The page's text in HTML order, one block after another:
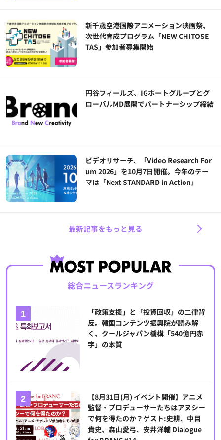
新千歳空港国際アニメーション映画祭、
次世代育成プログラム「NEW CHITOSE
TAS」参加者募集開始
円谷フィールズ、IGポートグループとグ
ローバルMD展開でパートナーシップ締結
ビデオリサーチ、「Video Research For
um 2026」を10月7日開催。今年のテー
マは「Next STANDARD in Action」
最新記事をもっと見る
総合ニュースランキング
「政策支援」と「投資回収」の二律背
反。韓国コンテンツ振興院が読み解
く、クールジャパン機構「540億円赤
字」の本質
【8月31日(月) イベント開催】アニメ
監督・プロデューサーたちはアヌシー
で何を得たのか？ゲスト:史耕、中目
貴史、森山愛弓、安井洋輔 Dialogue